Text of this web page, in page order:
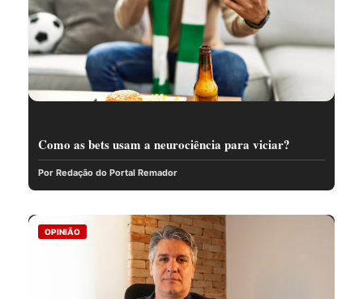
Como as bets usam a neurociência para viciar?
Por Redação do Portal Remador
OPINIÃO